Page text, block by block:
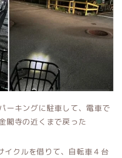
ーキングに駐車して、電車で
閣寺の近くまで戻った
クルを借りて、自転車４台